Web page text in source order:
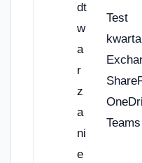
dt
w
a
r
z
a
ni
e
Test
Teams